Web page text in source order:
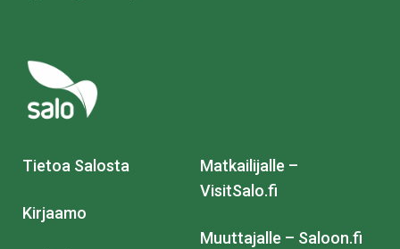
Tietoa Salosta
Kirjaamo
Matkailijalle –
VisitSalo.fi
Muuttajalle – Saloon.fi